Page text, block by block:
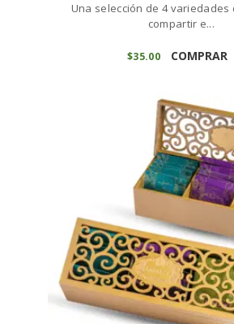
Una selección de 4 variedades
compartir e...
$35 00 COMPRAR